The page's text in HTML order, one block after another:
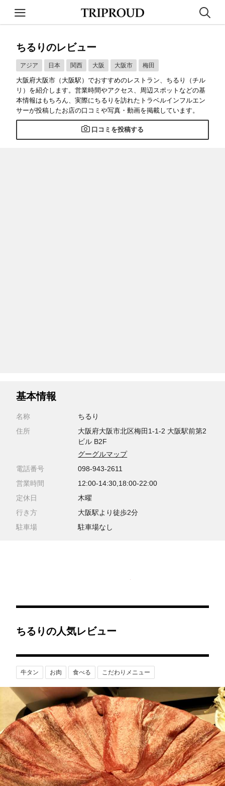
ちるりのレビュー
アジア 日本 関西 大阪 大阪市 梅田
大阪府大阪市（大阪駅）でおすすめのレストラン、ちるり（チル
リ）を紹介します。営業時間やアクセス、周辺スポットなどの基
本情報はもちろん、実際にちるりを訪れたトラベルインフルエン
サーが投稿したお店の口コミや写真・動画を掲載しています。
口コミを投稿する
基本情報
名称
ちるり
住所
大阪府大阪市北区梅田1-1-2 大阪駅前第2
ビル B2F
グーグルマップ
電話番号
098-943-2611
営業時間
12:00-14:30,18:00-22:00
定休日
木曜
行き方
大阪駅より徒歩2分
駐車場
駐車場なし
ちるりの人気レビュー
牛タン お肉 食べる こだわりメニュー